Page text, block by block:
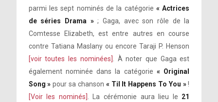
parmi les sept nominés de la catégorie« Actrices
de séries Drama »; Gaga, avec son rôle de la
Comtesse Elizabeth, est entre autres en course
contre Tatiana Maslany ou encore Taraji P. Henson
[voir toutes les nominées]
. À noter que Gaga est
également nominée dans la catégorie« Original
Song » pour sa chanson « Til It Happens To You »!
[Voir les nominés]
. La cérémonie aura lieu le 21